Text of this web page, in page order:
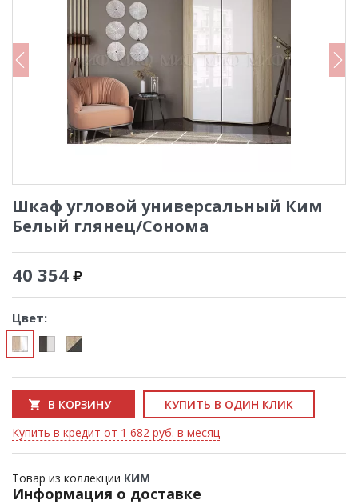
Шкаф угловой универсальный Ким
Белый глянец/Сонома
40 354
Цвет:
В КОРЗИНУ
КУПИТЬ В ОДИН КЛИК
Купить в кредит от 1 682 руб. в месяц
Товар из коллекции КИМ
Информация о доставке